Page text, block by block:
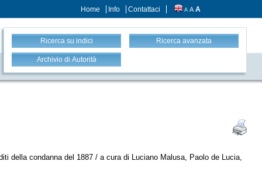
Home Info Contattaci A A A
Ricerca su indici Ricerca avanzata
Archivio di Autorità